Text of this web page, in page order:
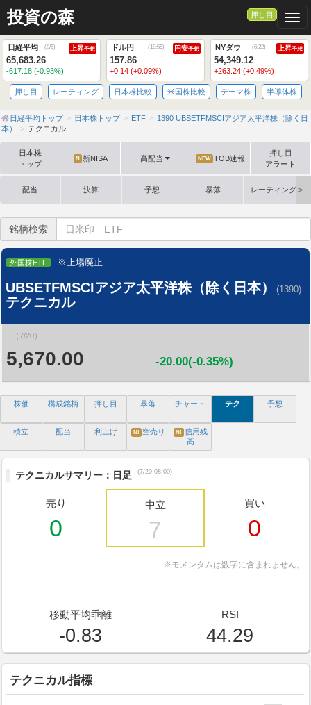
投資の森 押し目
日経平均 (8/6) 上昇予想
65,683.26
-617.18 (-0.93%)
ドル円 (18:55) 円安予想
157.86
+0.14 (+0.09%)
NYダウ (6:22) 上昇予想
54,349.12
+263.24 (+0.49%)
押し目 レーティング 日本株比較 米国株比較 テーマ株 半導体株
日経平均トップ 日本株トップ ETF
1390 UBSETFMSCIアジア太平洋株（除く日
本）
テクニカル
日本株
トップ
N 新NISA 高配当 NEW TOB速報
押し目
アラート
配当 決算 予想 暴落 レーティング格
銘柄検索
外国株ETF ※上場廃止
UBSETFMSCIアジア太平洋株（除く日本） (1390)
テクニカル
（7/20）
5,670.00 -20.00(-0.35%)
株価 構成銘柄 押し目 暴落 チャート テク 予想
積立 配当 利上げ N! 空売り N! 信用残
高
テクニカルサマリー：日足 (7/20 08:00)
売り
0
中立
7
買い
0
※モメンタムは数字に含まれません。
移動平均乖離
-0.83
RSI
44.29
テクニカル指標